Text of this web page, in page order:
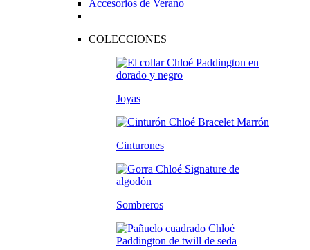
Accesorios de Verano
COLECCIONES
Joyas
Cinturones
Sombreros